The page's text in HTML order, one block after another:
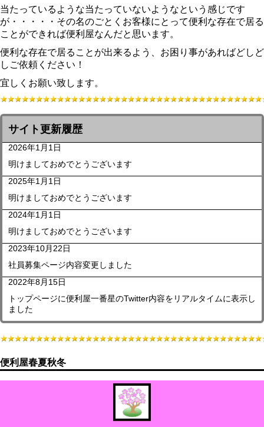
当たっているような当たっていないようなという感じです
が・・・・・その名のごとくお客様にとって便利な存在で居る
ことができれば便利屋なんだと思います。
便利な存在で居ることが出来るよう、お困り事があればどしど
しご依頼ください！
宜しくお願い致します。
サイト更新履歴
2026年1月1日
明けましておめでとうございます
2025年1月1日
明けましておめでとうございます
2024年1月1日
明けましておめでとうございます
2023年10月22日
社員募集ページ内容変更しました
2022年8月15日
トップページに便利屋一番星のTwitter内容をリアルタイムに表示し
ました
便利屋春夏秋冬